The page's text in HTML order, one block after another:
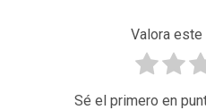
Valora este
Sé el primero en